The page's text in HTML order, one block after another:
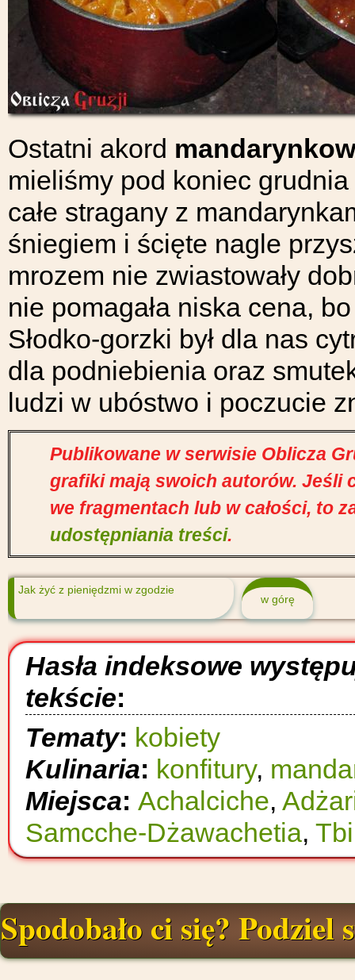
Ostatni akord
mieliśmy pod koniec
całe stragany z
śniegiem i ścięte nagle
mrozem nie zwiastowały
nie pomagała niska cena,
Słodko-gorzki był dla nas
dla podniebienia oraz
ludzi w ubóstwo i poczucie
Publikowane w serwisie Oblicza
grafiki mają swoich autorów. Jeśli
we fragmentach lub w całości, to
udostępniania treści.
Jak żyć z pieniędzmi w zgodzie
w górę
Hasła indeksowe
tekście:
Tematy: kobiety
Kulinaria: konfitury,
Miejsca: Achalciche,
Samcche-Dżawachetia,
Spodobało ci się? Podziel